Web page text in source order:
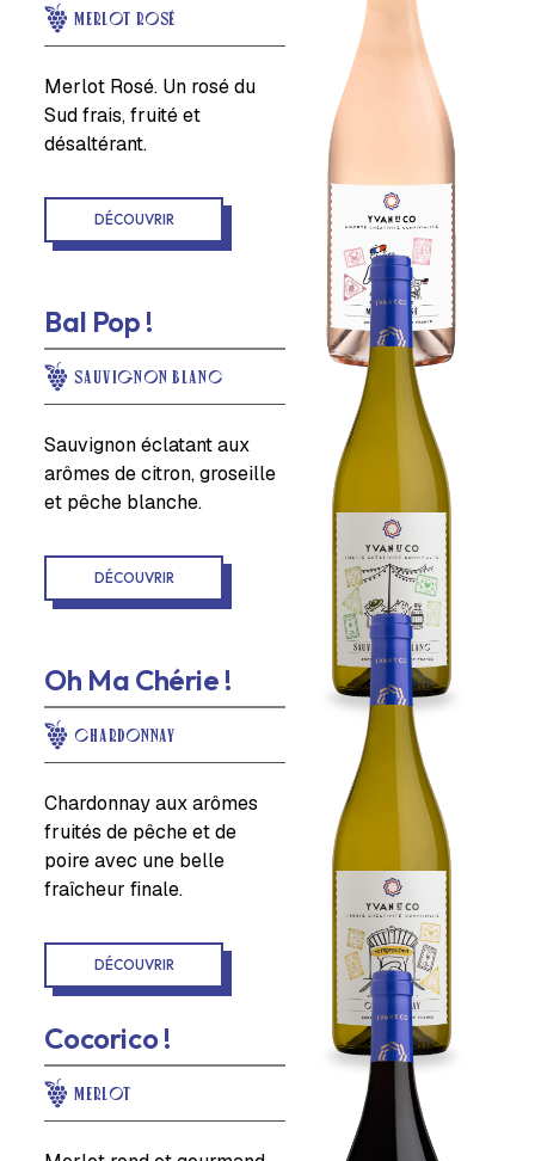
MERLOT ROSÉ
Merlot Rosé. Un rosé du
Sud frais, fruité et
désaltérant.
DÉCOUVRIR
Bal Pop !
SAUVIGNON BLANC
Sauvignon éclatant aux
arômes de citron, groseille
et pêche blanche.
DÉCOUVRIR
Oh Ma Chérie !
CHARDONNAY
Chardonnay aux arômes
fruités de pêche et de
poire avec une belle
fraîcheur finale.
DÉCOUVRIR
Cocorico !
MERLOT